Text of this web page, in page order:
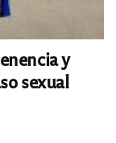
y
sexual